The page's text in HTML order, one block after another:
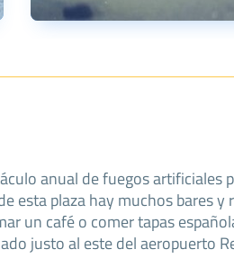
anual de fuegos artificiales
esta plaza hay muchos bares y
un café o comer tapas
justo al este del aeropuerto